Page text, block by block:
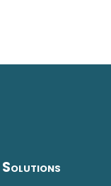
Solutions